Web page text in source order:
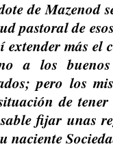
de Mazenod
pastoral de
extender más el
a los
pero los
de tener
fijar unas
naciente